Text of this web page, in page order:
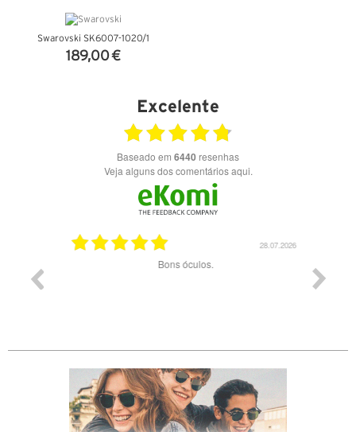
Swarovski SK6007-1020/1
189,00 €
Excelente
Baseado em 6440 resenhas
Veja alguns dos comentários aqui.
28.07.2026
Bons óculos.